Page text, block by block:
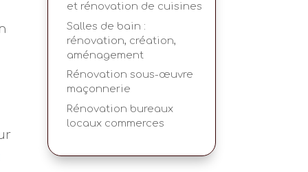
et rénovation de cuisines
Salles de bain :
rénovation, création,
aménagement
Rénovation sous-œuvre
maçonnerie
Rénovation bureaux
locaux commerces